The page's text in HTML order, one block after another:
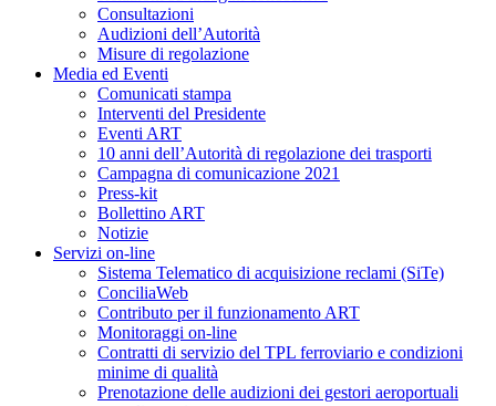
Consultazioni
Audizioni dell’Autorità
Misure di regolazione
Media ed Eventi
Comunicati stampa
Interventi del Presidente
Eventi ART
10 anni dell’Autorità di regolazione dei trasporti
Campagna di comunicazione 2021
Press-kit
Bollettino ART
Notizie
Servizi on-line
Sistema Telematico di acquisizione reclami (SiTe)
ConciliaWeb
Contributo per il funzionamento ART
Monitoraggi on-line
Contratti di servizio del TPL ferroviario e condizioni
minime di qualità
Prenotazione delle audizioni dei gestori aeroportuali